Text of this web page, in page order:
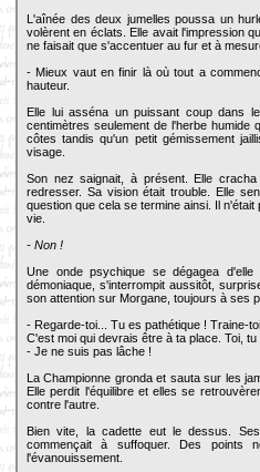
L'aînée des deux jumelles poussa un
volèrent en éclats. Elle avait l'impression
ne faisait que s'accentuer au fur et à
- Mieux vaut en finir là où tout a
hauteur.
Elle lui asséna un puissant coup dans
centimètres seulement de l'herbe humide
côtes tandis qu'un petit gémissement
visage.
Son nez saignait, à présent. Elle
redresser. Sa vision était trouble. Elle
question que cela se termine ainsi. Il
vie.
- Non !
Une onde psychique se dégagea
démoniaque, s'interrompit aussitôt,
son attention sur Morgane, toujours à ses
- Regarde-toi... Tu es pathétique ! Traine-
C'est moi qui devrais être à ta place. Toi,
- Je ne suis pas lâche !
La Championne gronda et sauta sur les
Elle perdit l'équilibre et elles se
contre l'autre.
Bien vite, la cadette eut le dessus.
commençait à suffoquer. Des points
l'évanouissement.